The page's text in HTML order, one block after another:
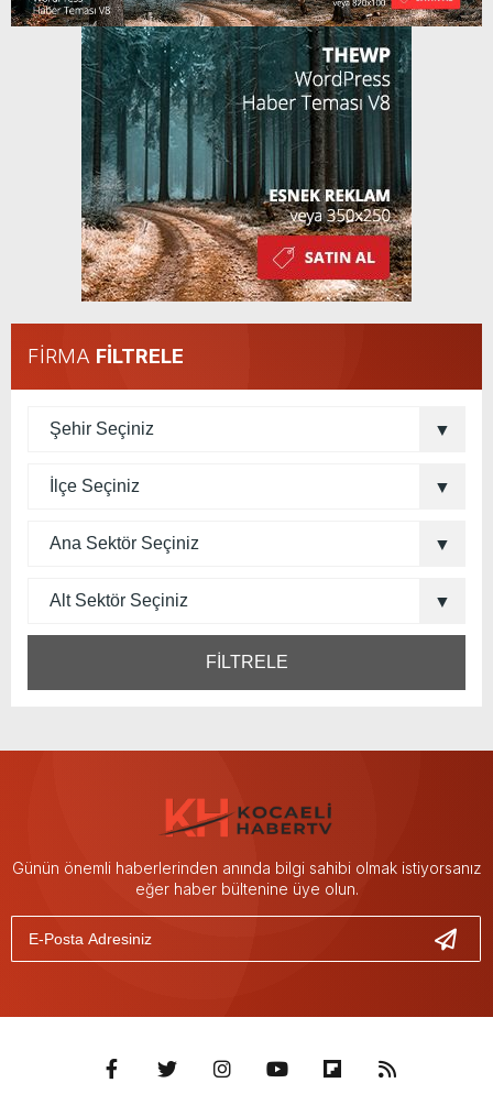
FİRMA FİLTRELE
FİLTRELE
Günün önemli haberlerinden anında bilgi sahibi olmak istiyorsanız
eğer haber bültenine üye olun.